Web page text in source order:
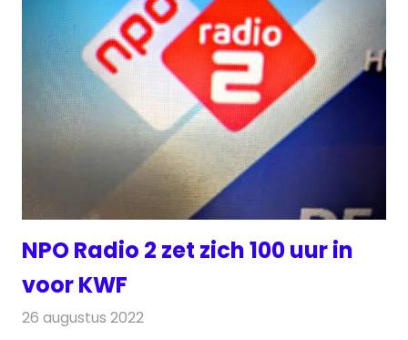
NPO Radio 2 zet zich 100 uur in
voor KWF
26 augustus 2022